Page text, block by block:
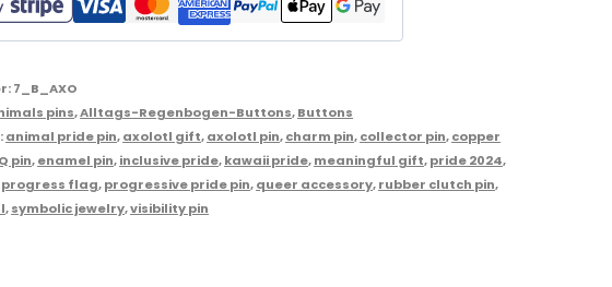
7_B_AXO
pins,Alltags-Regenbogen-Buttons,Buttons
animal pride pin,axolotl gift,axolotl pin,charm pin,collector pin,copper
pin,enamel pin,inclusive pride,kawaii pride,meaningful gift,pride 2024,
progress flag,progressive pride pin,queer accessory,rubber clutch pin,
,symbolic jewelry,visibility pin